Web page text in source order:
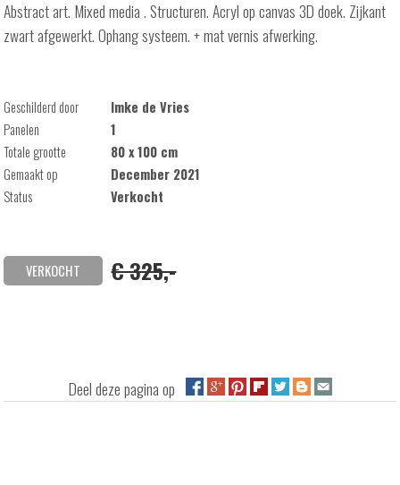
Abstract art. Mixed media . Structuren. Acryl op canvas 3D doek. Zijkant
zwart afgewerkt. Ophang systeem. + mat vernis afwerking.
Geschilderd door
Imke de Vries
Panelen
1
Totale grootte
80 x 100 cm
Gemaakt op
December 2021
Status
Verkocht
VERKOCHT € 325,-
Deel deze pagina op